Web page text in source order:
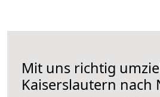
Mit uns richtig
Kaiserslautern nach